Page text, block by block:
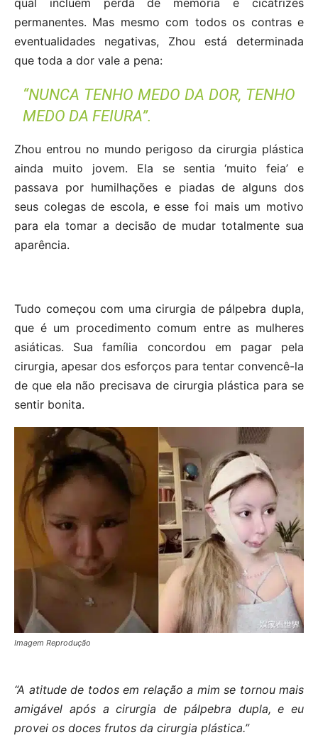
qual incluem perda de memória e cicatrizes
permanentes. Mas mesmo com todos os contras e
eventualidades negativas, Zhou está determinada
que toda a dor vale a pena:
“NUNCA TENHO MEDO DA DOR, TENHO
MEDO DA FEIURA”.
Zhou entrou no mundo perigoso da cirurgia plástica
ainda muito jovem. Ela se sentia ‘muito feia’ e
passava por humilhações e piadas de alguns dos
seus colegas de escola, e esse foi mais um motivo
para ela tomar a decisão de mudar totalmente sua
aparência.
Tudo começou com uma cirurgia de pálpebra dupla,
que é um procedimento comum entre as mulheres
asiáticas. Sua família concordou em pagar pela
cirurgia, apesar dos esforços para tentar convencê-la
de que ela não precisava de cirurgia plástica para se
sentir bonita.
Imagem Reprodução
“A atitude de todos em relação a mim se tornou mais
amigável após a cirurgia de pálpebra dupla, e eu
provei os doces frutos da cirurgia plástica.”